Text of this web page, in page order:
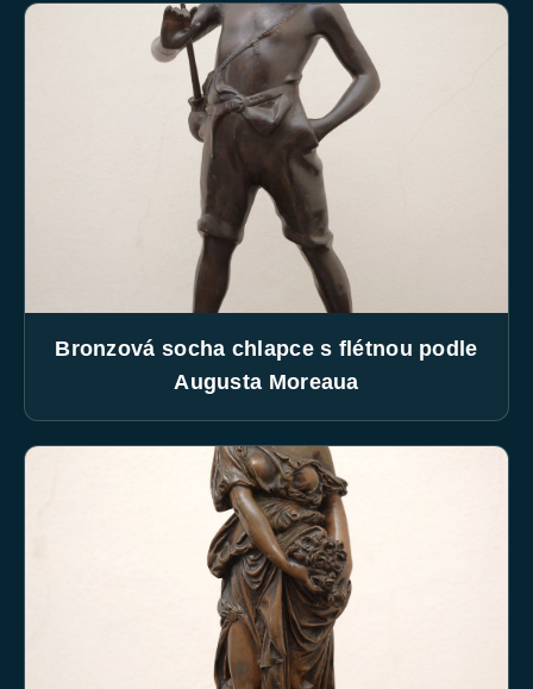
Bronzová socha chlapce s flétnou podle
Augusta Moreaua